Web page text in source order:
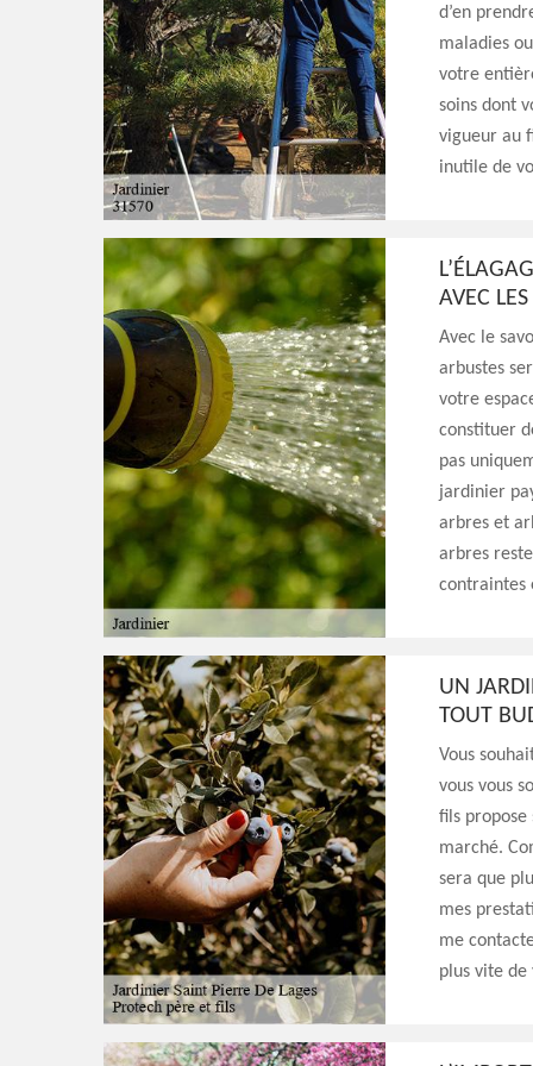
d’en
maladies
votre
soins dont
vigueur au
inutile de
AVEC
Avec le
arbustes
votre
constituer
pas
jardinier
arbres et
arbres
contraintes
UN
TOUT
Vous
vous vous
fils propose
marché.
sera que
mes
me
plus vite de